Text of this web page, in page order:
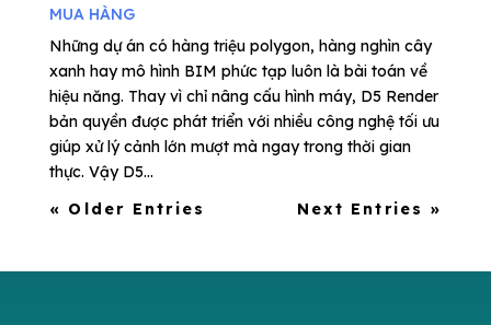
MUA HÀNG
Những dự án có hàng triệu polygon, hàng nghìn cây
xanh hay mô hình BIM phức tạp luôn là bài toán về
hiệu năng. Thay vì chỉ nâng cấu hình máy, D5 Render
bản quyền được phát triển với nhiều công nghệ tối ưu
giúp xử lý cảnh lớn mượt mà ngay trong thời gian
thực. Vậy D5...
« Older Entries
Next Entries »